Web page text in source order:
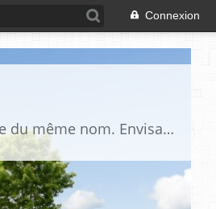
Connexion
Blog d'étude critique et académique du fait maçonnique, complémentaire de la revue du même nom. Envisage la Franc-Maçonnerie comme un univers culturel dont l’étude nécessite d’employer les outils des sciences humaines, de procéder à une nette séparation du réel et du légendaire et de procéder à la prise en compte de ce légendaire comme un fait social et historique.